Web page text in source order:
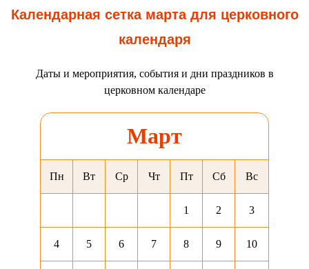
Календарная сетка марта для церковного
календаря
Даты и мероприятия, события и дни праздников в
церковном календаре
Март
Пн Вт Ср Чт Пт Сб Вс
1 2 3
4 5 6 7 8 9 10